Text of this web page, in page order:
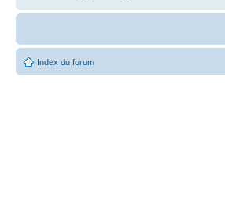
Index du forum